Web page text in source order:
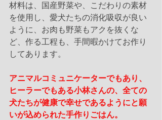
材料は、国産野菜や、こだわりの素材
を使用し、愛犬たちの消化吸収が良い
ように、お肉も野菜もアクを抜くな
ど、作る工程も、手間暇かけてお作り
してあります。
アニマルコミュニケーターでもあり、
ヒーラーでもある小林さんの、全ての
犬たちが健康で幸せであるようにと願
いが込められた手作りごはん。